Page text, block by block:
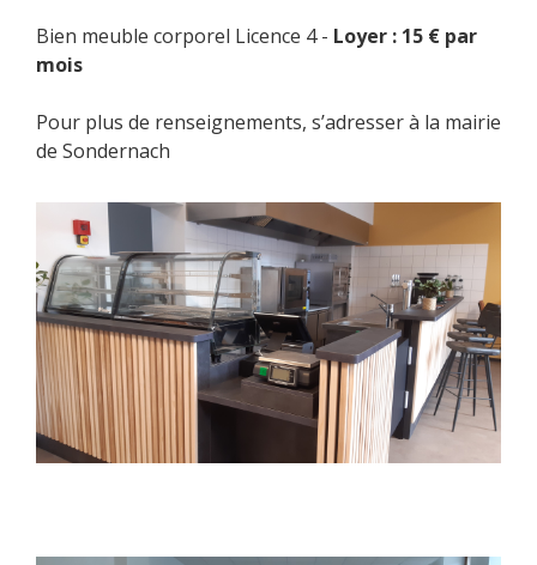
Bien meuble corporel Licence 4 - Loyer : 15 € par
mois
Pour plus de renseignements, s’adresser à la mairie
de Sondernach